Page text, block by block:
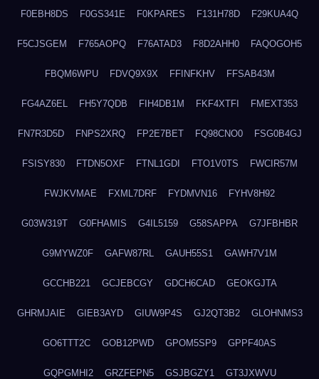
F0EBH8DS F0GS341E F0KPARES F131H78D F29KUA4Q
F5CJSGEM F765AOPQ F76ATAD3 F8D2AHH0 FAQOGOH5
FBQM6WPU FDVQ9X9X FFINFKHV FFSAB43M
FG4AZ6EL FH5Y7QDB FIH4DB1M FKF4XTFI FMEXT353
FN7R3D5D FNPS2XRQ FP2E7BET FQ98CNO0 FSG0B4GJ
FSISY830 FTDN5OXF FTNL1GDI FTO1V0TS FWCIR57M
FWJKVMAE FXML7DRF FYDMVN16 FYHV8H92
G03W319T G0FHAMIS G4IL5159 G58SAPPA G7JFBHBR
G9MYWZ0F GAFW87RL GAUH55S1 GAWH7V1M
GCCHB221 GCJEBCGY GDCH6CAD GEOKGJTA
GHRMJAIE GIEB3AYD GIUW9P4S GJ2QT3B2 GLOHNMS3
GO6TTT2C GOB12PWD GPOM5SP9 GPPF40AS
GQPGMHI2 GRZFEPN5 GSJBGZY1 GT3JXWVU